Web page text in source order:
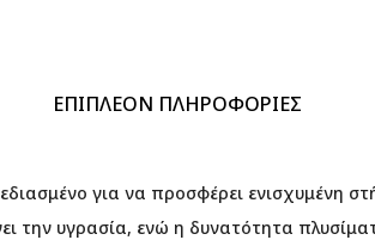
ΕΠΙΠΛΈΟΝ ΠΛΗΡΟΦΟΡΊΕΣ
για να προσφέρει ενισχυμένη
την υγρασία, ενώ η δυνατότητα